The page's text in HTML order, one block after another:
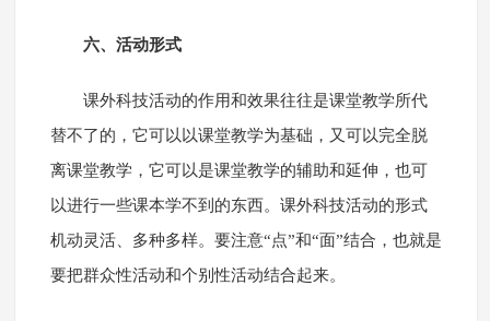
六、活动形式
课外科技活动的作用和效果往往是课堂教学所代
替不了的，它可以以课堂教学为基础，又可以完全脱
离课堂教学，它可以是课堂教学的辅助和延伸，也可
以进行一些课本学不到的东西。课外科技活动的形式
机动灵活、多种多样。要注意“点”和“面”结合，也就是
要把群众性活动和个别性活动结合起来。